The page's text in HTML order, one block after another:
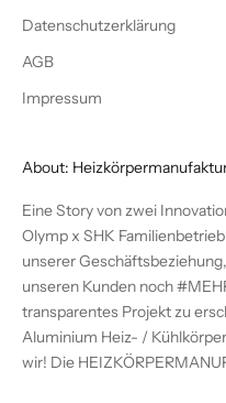
Datenschutzerklärung
AGB
Impressum
About:
Eine Story von zwei
Olymp x SHK
unserer
unseren Kunden noch
transparentes Projekt zu
Aluminium Heiz- /
wir! Die